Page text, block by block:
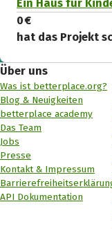
Ein Haus für
0 €
hat das Projekt
Über uns
Was ist betterplace.org?
Blog & Neuigkeiten
betterplace academy
Das Team
Jobs
Presse
Kontakt & Impressum
API Dokumentation